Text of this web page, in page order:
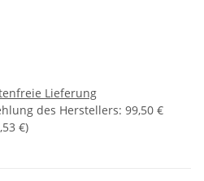
Lieferung
des Herstellers: 99,50 €
€)